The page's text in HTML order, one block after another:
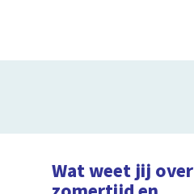
Wat weet jij over